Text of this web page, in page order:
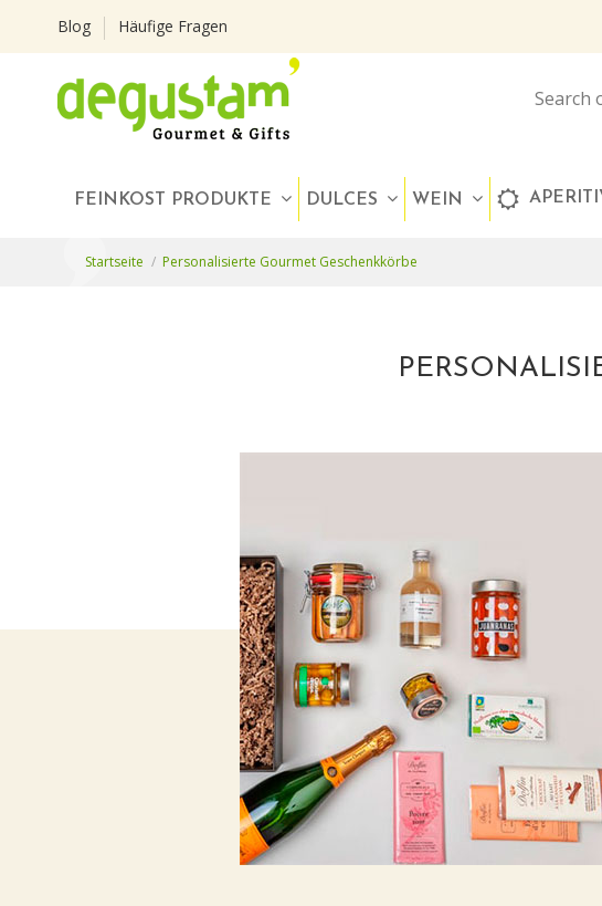
Blog Häufige Fragen
FEINKOST PRODUKTE DULCES WEIN
Startseite Personalisierte Gourmet Geschenkkörbe